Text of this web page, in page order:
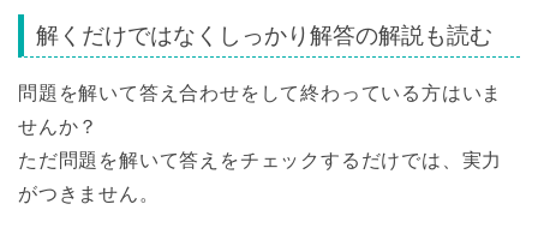
解くだけではなくしっかり解答の解説も読む
問題を解いて答え合わせをして終わっている方はいま
せんか？
ただ問題を解いて答えをチェックするだけでは、実力
がつきません。